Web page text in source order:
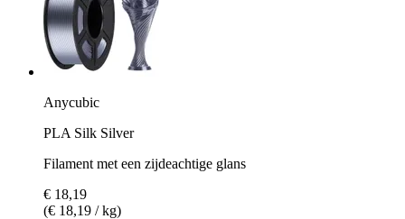
Anycubic
PLA Silk Silver
Filament met een zijdeachtige glans
€ 18,19
(€ 18,19 / kg)